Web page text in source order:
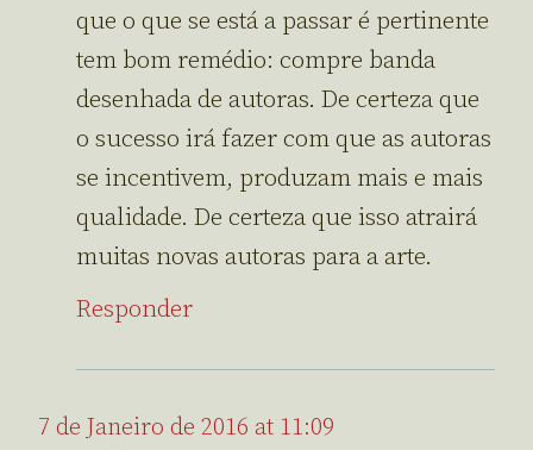
que o que se está a passar é pertinente
tem bom remédio: compre banda
desenhada de autoras. De certeza que
o sucesso irá fazer com que as autoras
se incentivem, produzam mais e mais
qualidade. De certeza que isso atrairá
muitas novas autoras para a arte.
Responder
7 de Janeiro de 2016 at 11:09